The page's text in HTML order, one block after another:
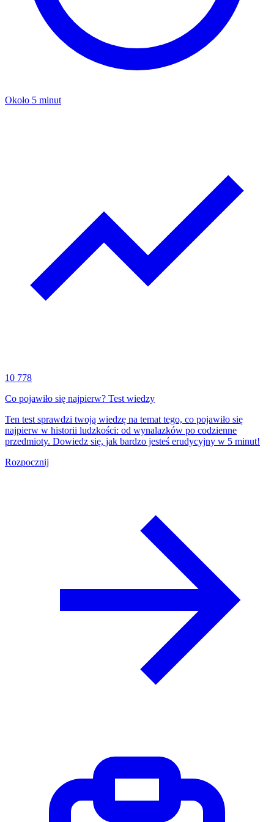
Około 5 minut
10 778
Co pojawiło się najpierw? Test wiedzy
Ten test sprawdzi twoją wiedzę na temat tego, co pojawiło się
najpierw w historii ludzkości: od wynalazków po codzienne
przedmioty. Dowiedz się, jak bardzo jesteś erudycyjny w 5 minut!
Rozpocznij